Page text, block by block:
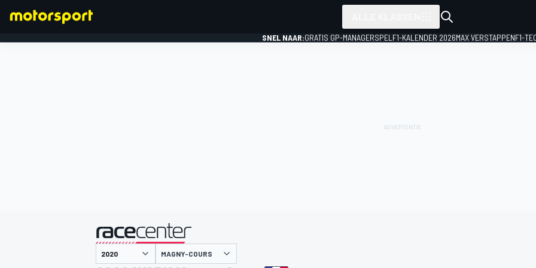
SNEL NAAR:GRATIS GP-MANAGERSPEL F1-KALENDER 2026MAX VERSTAPPENF1-
gepresenteerd door
MAGNY-COURS